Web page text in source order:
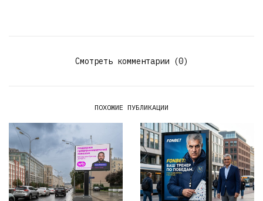
Смотреть комментарии (0)
ПОХОЖИЕ ПУБЛИКАЦИИ